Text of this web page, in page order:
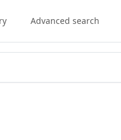
Advanced search